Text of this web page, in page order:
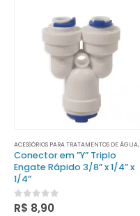
ACESSÓRIOS PARA TRATAMENTOS DE ÁGUA,
Conector em ”Y” Triplo
Engate Rápido 3/8” x 1/4” x
1/4”
0out of 5
R$ 8,90